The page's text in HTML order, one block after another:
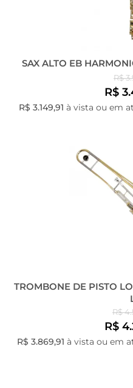
SAX ALTO EB
R$
R$
R$ 3.149,91 à vista ou em
TROMBONE DE PISTO
R$
R$
R$ 3.869,91 à vista ou em